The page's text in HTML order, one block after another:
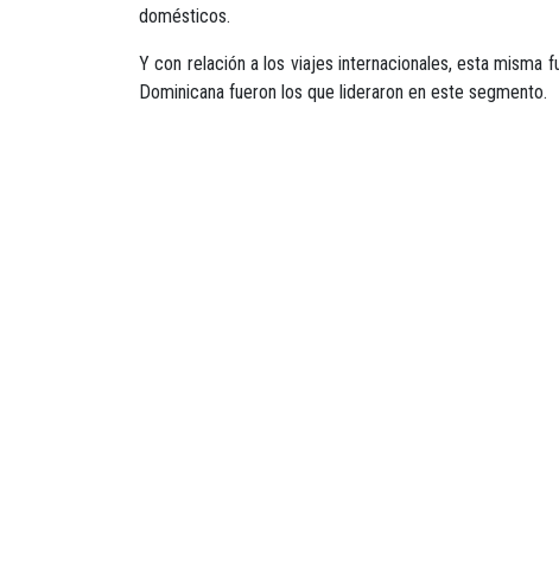
domésticos.
Y con relación a los viajes internacionales, esta misma
Dominicana fueron los que lideraron en este segmento.